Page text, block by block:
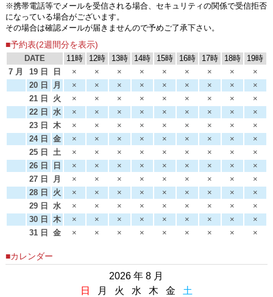
※携帯電話等でメールを受信される場合、セキュリティの関係で受信拒否
になっている場合がございます。
その場合は確認メールが届きませんので予めご了承下さい。
■予約表(2週間分を表示)
DATE 11時 12時 13時 14時 15時 16時 17時 18時
19時
7 月
19 日 日 × × × × × × × ×
×
20 日
月 × × × × × × × ×
×
21 日
火 × × × × × × × ×
×
22 日
水 × × × × × × × ×
×
23 日
木 × × × × × × × ×
×
24 日
金 × × × × × × × ×
×
25 日
土 × × × × × × × ×
×
26 日
日 × × × × × × × ×
×
27 日
月 × × × × × × × ×
×
28 日
火 × × × × × × × ×
×
29 日
水 × × × × × × × ×
×
30 日
木 × × × × × × × ×
×
31 日
金 × × × × × × × × ×
■カレンダー
2026 年 8 月
日
月 火 水 木 金
土